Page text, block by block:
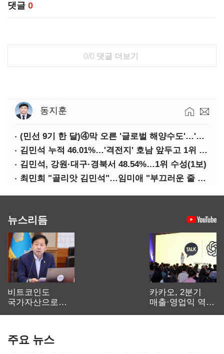
댓글 0
0/0 댓글 더보기
동지훈
(민선 9기 한 달)④막 오른 '글로벌 해양수도'…'전재수 리더십' 시험대
김민석 누적 46.01%…'격전지' 호남 앞두고 1위 지켰다(2보)
김민석, 강원·대구·경북서 48.54%…1위 수성(1보)
최민희 "골리앗 김민석"…임미애 "부끄러운 줄 알아야"
뉴스리듬
비트코인도
국가자산으로…'
카카오, 2분기
매출·영업익 역대
주요 뉴스